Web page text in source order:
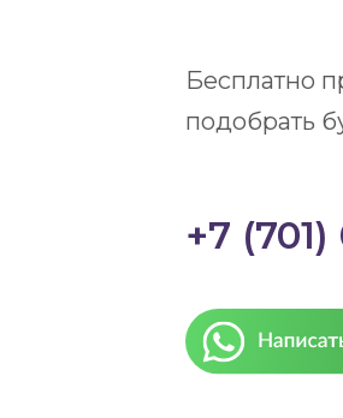
Бесплатно
подобрать
+7